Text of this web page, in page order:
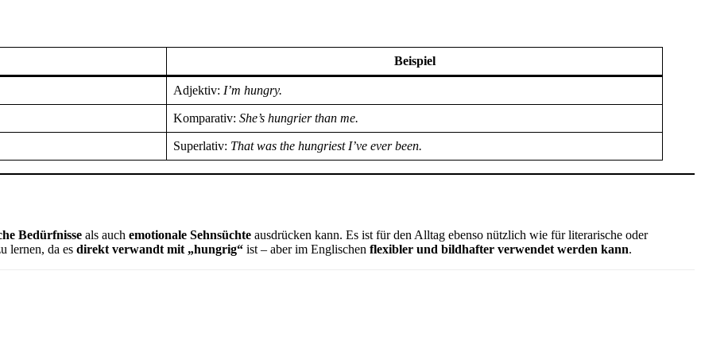
Beispiel
Adjektiv: I’m hungry.
Komparativ: She’s hungrier than me.
Superlativ: That was the hungriest I’ve ever been.
Bedürfnisse als auch emotionale Sehnsüchte ausdrücken kann. Es ist für den Alltag ebenso nützlich wie für literarische oder
lernen, da es direkt verwandt mit „hungrig“ ist – aber im Englischen flexibler und bildhafter verwendet werden kann.